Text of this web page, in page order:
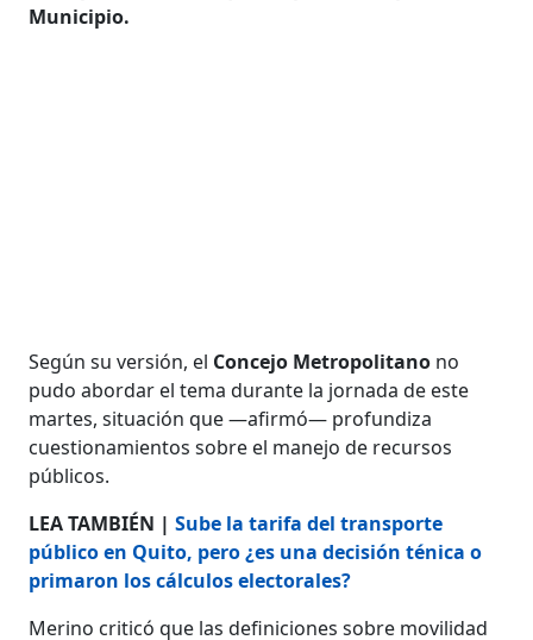
Municipio.
Según su versión, el Concejo Metropolitano no
pudo abordar el tema durante la jornada de este
martes, situación que —afirmó— profundiza
cuestionamientos sobre el manejo de recursos
públicos.
LEA TAMBIÉN |Sube la tarifa del transporte
público en Quito, pero ¿es una decisión ténica o
primaron los cálculos electorales?
Merino criticó que las definiciones sobre movilidad